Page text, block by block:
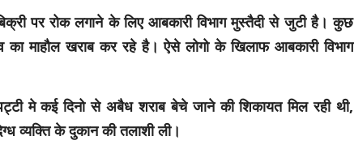
पर रोक लगाने के लिए आबकारी विभाग मुस्तैदी से जुटी है। कुछ
का माहौल खराब कर रहे है। ऐसे लोगो के खिलाफ आबकारी विभाग
मे कई दिनो से अबैध शराब बेचे जाने की शिकायत मिल रही थी,
व्यक्ति के दुकान की तलाशी ली।